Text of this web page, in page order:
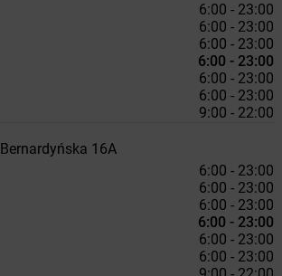
6:00 - 23:00
6:00 - 23:00
6:00 - 23:00
6:00 - 23:00
6:00 - 23:00
6:00 - 23:00
9:00 - 22:00
Bernardyńska 16A
6:00 - 23:00
6:00 - 23:00
6:00 - 23:00
6:00 - 23:00
6:00 - 23:00
6:00 - 23:00